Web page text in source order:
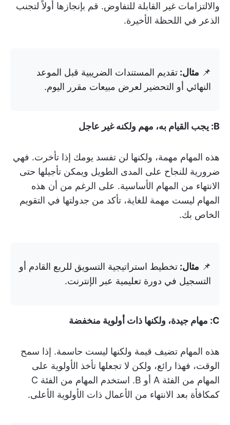
والالتزامات غير القابلة للتفاوض. قم بإنجازها أولاً لتجنب
الذعر في اللحظة الأخيرة.
📌 مثال: تقديم المستندات الضريبية قبل الموعد
النهائي أو التحضير لعرض مبيعات مقرر اليوم.
B: يجب القيام به، مهم ولكنه غير عاجل
هذه المهام مهمة، ولكنها لن تفسد يومك إذا تأخرت. فهي
ضرورية للنجاح على المدى الطويل ويمكن تأجيلها حتى
الانتهاء من المهام الأساسية. على الرغم من أن هذه
المهام ليست مهمة للغاية، تأكد من جدولتها في التقويم
الخاص بك.
📌 مثال: تخطيط استراتيجية التسويق للربع القادم أو
التسجيل في دورة تعليمية عبر الإنترنت.
C: مهام جيدة، ولكنها ذات أولوية منخفضة
هذه المهام تضيف قيمة ولكنها ليست حاسمة. إذا سمح
الوقت، فهذا رائع، ولكن لا تجعلها تأخذ الأولوية على
المهام من الفئة A أو B. استخدم المهام من الفئة C
كمكافأة بعد الانتهاء من الأعمال ذات الأولوية الأعلى.